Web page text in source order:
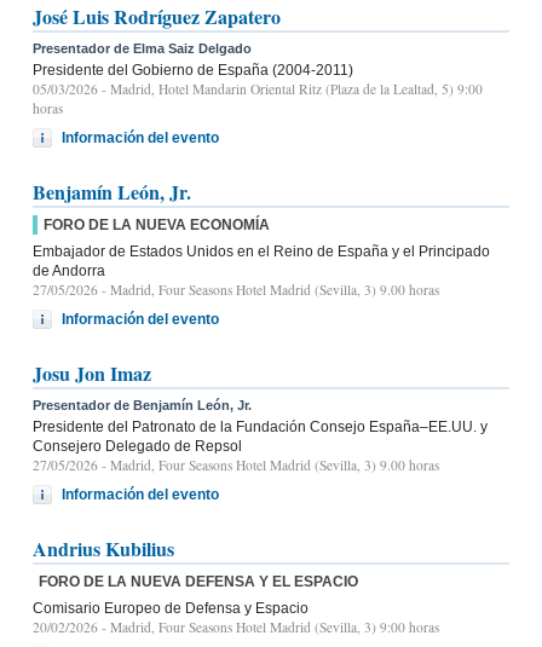
José Luis Rodríguez Zapatero
Presentador de Elma Saiz Delgado
Presidente del Gobierno de España (2004-2011)
05/03/2026 - Madrid, Hotel Mandarin Oriental Ritz (Plaza de la Lealtad, 5) 9:00
horas
Información del evento
Benjamín León, Jr.
FORO DE LA NUEVA ECONOMÍA
Embajador de Estados Unidos en el Reino de España y el Principado
de Andorra
27/05/2026 - Madrid, Four Seasons Hotel Madrid (Sevilla, 3) 9.00 horas
Información del evento
Josu Jon Imaz
Presentador de Benjamín León, Jr.
Presidente del Patronato de la Fundación Consejo España–EE.UU. y
Consejero Delegado de Repsol
27/05/2026 - Madrid, Four Seasons Hotel Madrid (Sevilla, 3) 9.00 horas
Información del evento
Andrius Kubilius
FORO DE LA NUEVA DEFENSA Y EL ESPACIO
Comisario Europeo de Defensa y Espacio
20/02/2026 - Madrid, Four Seasons Hotel Madrid (Sevilla, 3) 9:00 horas